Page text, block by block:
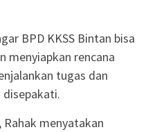
BPD KKSS Bintan bisa
menyiapkan rencana
tugas dan
menyatakan